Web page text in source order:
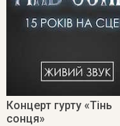
Концерт гурту «Тінь
сонця»